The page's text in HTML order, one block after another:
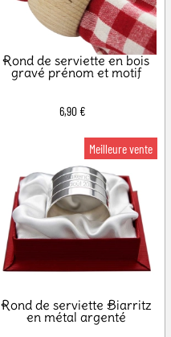
Rond de serviette en bois
gravé prénom et motif
6,90 €
Rond de serviette Biarritz
en métal argenté